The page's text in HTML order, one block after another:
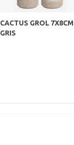
CACTUS GROL 7X8CM
GRIS